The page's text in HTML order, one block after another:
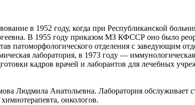
в 1952 году, когда при Республиканской
В 1955 году приказом МЗ КФССР оно было
патоморфологического отделения с
лаборатория, в 1973 году —
кадров врачей и лаборантов для лечебных
Людмила Анатольевна. Лаборатория обслуживает
онкологов.